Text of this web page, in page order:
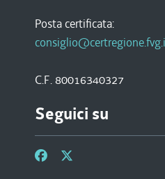
Posta certificata:
C.F. 80016340327
Seguici su